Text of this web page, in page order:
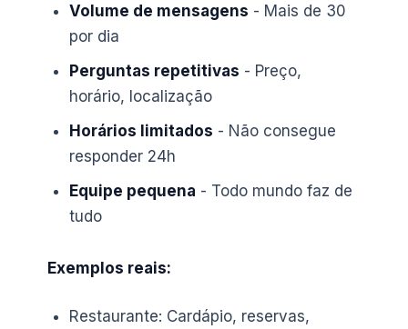
Volume de mensagens - Mais de 30
por dia
Perguntas repetitivas - Preço,
horário, localização
Horários limitados - Não consegue
responder 24h
Equipe pequena - Todo mundo faz de
tudo
Exemplos reais:
Restaurante: Cardápio, reservas,